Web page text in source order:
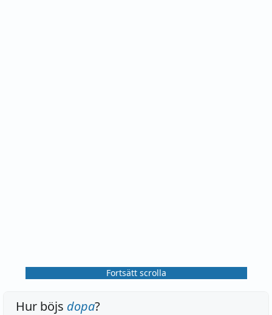
Fortsätt scrolla
Hur böjs dopa?